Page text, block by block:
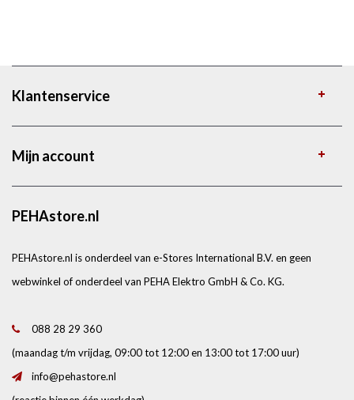
Klantenservice
Mijn account
PEHAstore.nl
PEHAstore.nl is onderdeel van e-Stores International B.V. en geen
webwinkel of onderdeel van PEHA Elektro GmbH & Co. KG.
088 28 29 360
(maandag t/m vrijdag, 09:00 tot 12:00 en 13:00 tot 17:00 uur)
info@pehastore.nl